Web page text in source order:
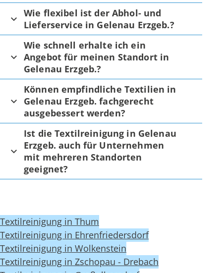
Wie flexibel ist der Abhol- und
Lieferservice in Gelenau Erzgeb.?
Wie schnell erhalte ich ein
Angebot für meinen Standort in
Gelenau Erzgeb.?
Können empfindliche Textilien in
Gelenau Erzgeb. fachgerecht
ausgebessert werden?
Ist die Textilreinigung in Gelenau
Erzgeb. auch für Unternehmen
mit mehreren Standorten
geeignet?
Textilreinigung in Thum
Textilreinigung in Ehrenfriedersdorf
Textilreinigung in Wolkenstein
Textilreinigung in Zschopau - Drebach